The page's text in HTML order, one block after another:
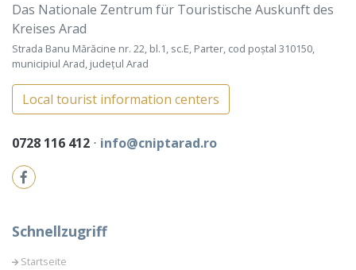
Das Nationale Zentrum für Touristische Auskunft des
Kreises Arad
Strada Banu Mărăcine nr. 22, bl.1, sc.E, Parter, cod poștal 310150,
municipiul Arad, județul Arad
Local tourist information centers
0728 116 412 ⋅ info@cniptarad.ro
Schnellzugriff
Startseite